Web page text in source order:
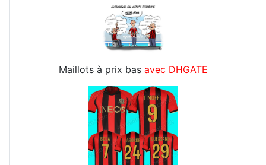
Maillots à prix bas avec DHGATE